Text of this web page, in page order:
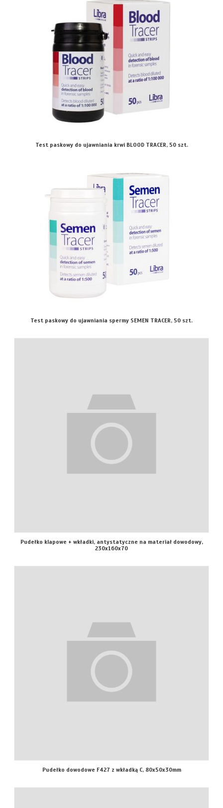
Test paskowy do ujawniania krwi BLOOD TRACER, 50 szt.
Test paskowy do ujawniania spermy SEMEN TRACER, 50 szt.
Pudełko klapowe + wkładki, antystatyczne na materiał dowodowy,
230x160x70
Pudełko dowodowe F427 z wkładką C, 80x50x30mm